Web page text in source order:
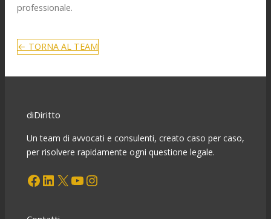
professionale.
← TORNA AL TEAM
diDiritto
Un team di avvocati e consulenti, creato caso per caso,
per risolvere rapidamente ogni questione legale.
Facebook LinkedIn X YouTube Instagram